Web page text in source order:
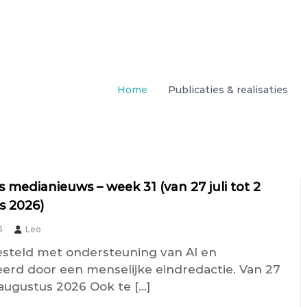
Home Publicaties & realisaties
medianieuws – week 31 (van 27 juli tot 2
2026)
Leo
met ondersteuning van AI en
door een menselijke eindredactie. Van 27
2026 Ook te […]